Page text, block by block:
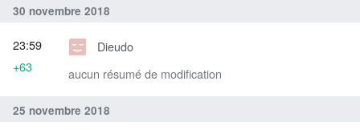
30 novembre 2018
Dieudo
aucun résumé de modification
23:59
+63
25 novembre 2018